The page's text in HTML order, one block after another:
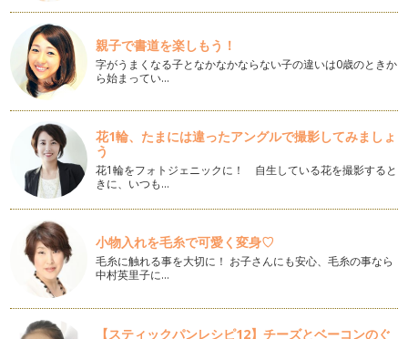
今年のクリスマスのテーマカラーは
いよいよ12月！街のディスプレイは、年々忙しくなっていて
ハロウィーンの翌日にはクリスマスツ…
お月様は何色？
気温が低いこの時期になってくると空気がキーンと澄んで、月
や星が見えやすく夜空がキレイに見え…
カラーであったかエコLIFE
あっという間に１１月！秋から冬への移り変わりって本当に早
いものです。私が暮らしている仙台は…
SILVERからのメッセージ
前回の記事で「GOLD」について書きましたので今回は
「SILVER」について書きたいと思い…
GOLDからのメッセージ
子どもが赤ちゃんの頃は、アクセサリーから遠のいてしまいま
親子で書道を楽しもう！
字がうまくなる子となかなかならない子の違いは0歳のときか
ら始まってい…
花1輪、たまには違ったアングルで撮影してみましょ
う
花1輪をフォトジェニックに！ 自生している花を撮影すると
きに、いつも…
小物入れを毛糸で可愛く変身♡
毛糸に触れる事を大切に！ お子さんにも安心、毛糸の事なら
中村英里子に…
【スティックパンレシピ12】チーズとベーコンのぐ